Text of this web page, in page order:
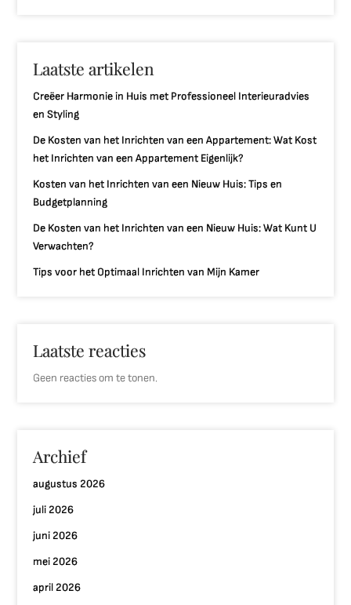
Laatste artikelen
Creëer Harmonie in Huis met Professioneel Interieuradvies
en Styling
De Kosten van het Inrichten van een Appartement: Wat Kost
het Inrichten van een Appartement Eigenlijk?
Kosten van het Inrichten van een Nieuw Huis: Tips en
Budgetplanning
De Kosten van het Inrichten van een Nieuw Huis: Wat Kunt U
Verwachten?
Tips voor het Optimaal Inrichten van Mijn Kamer
Laatste reacties
Geen reacties om te tonen.
Archief
augustus 2026
juli 2026
juni 2026
mei 2026
april 2026